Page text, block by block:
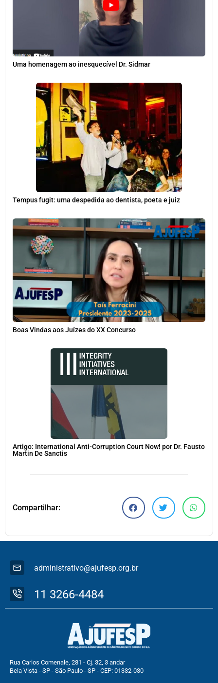
Uma homenagem ao inesquecível Dr. Sidmar
Tempus fugit: uma despedida ao dentista, poeta e juiz
Boas Vindas aos Juízes do XX Concurso
Artigo: International Anti-Corruption Court Now! por Dr. Fausto
Martin De Sanctis
Compartilhar:
administrativo@ajufesp.org.br
11 3266-4484
Rua Carlos Comenale, 281 - Cj. 32, 3 andar
Bela Vista - SP - São Paulo - SP - CEP: 01332-030